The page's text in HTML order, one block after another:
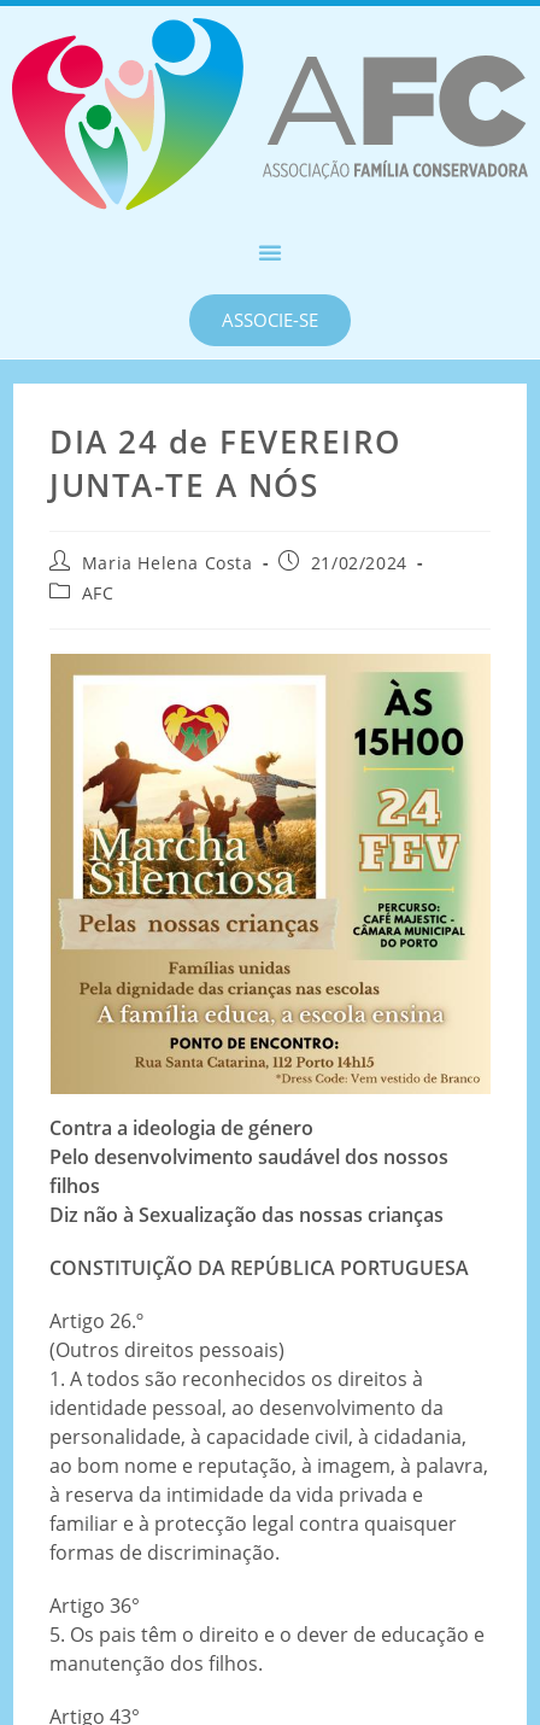
ASSOCIE-SE
DIA 24 de FEVEREIRO
JUNTA-TE A NÓS
Maria Helena Costa
21/02/2024
AFC
Contra a ideologia de género
Pelo desenvolvimento saudável dos nossos
filhos
Diz não à Sexualização das nossas crianças
CONSTITUIÇÃO DA REPÚBLICA PORTUGUESA
Artigo 26.º
(Outros direitos pessoais)
1. A todos são reconhecidos os direitos à
identidade pessoal, ao desenvolvimento da
personalidade, à capacidade civil, à cidadania,
ao bom nome e reputação, à imagem, à palavra,
à reserva da intimidade da vida privada e
familiar e à protecção legal contra quaisquer
formas de discriminação.
Artigo 36°
5. Os pais têm o direito e o dever de educação e
manutenção dos filhos.
Artigo 43°